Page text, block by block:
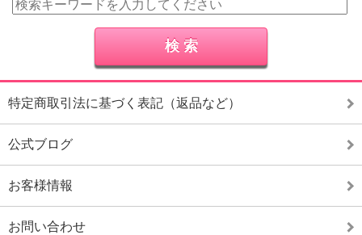
特定商取引法に基づく表記（返品など）
公式ブログ
お客様情報
お問い合わせ